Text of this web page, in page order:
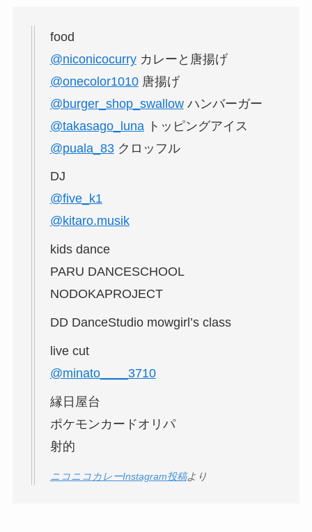
food
@niconicocurryカレーと唐揚げ
@onecolor1010唐揚げ
@burger_shop_swallowハンバーガー
@takasago_lunaトッピングアイス
@puala_83クロッフル
DJ
@five_k1
@kitaro.musik
kids dance
PARU DANCESCHOOL
NODOKAPROJECT
DD DanceStudio mowgirl’s class
live cut
@minato____3710
縁日屋台
ポケモンカードオリパ
射的
ニコニコカレーInstagram投稿より